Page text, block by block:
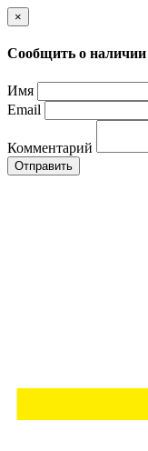
×
Сообщить о наличии
Имя
Email
Комментарий
Отправить